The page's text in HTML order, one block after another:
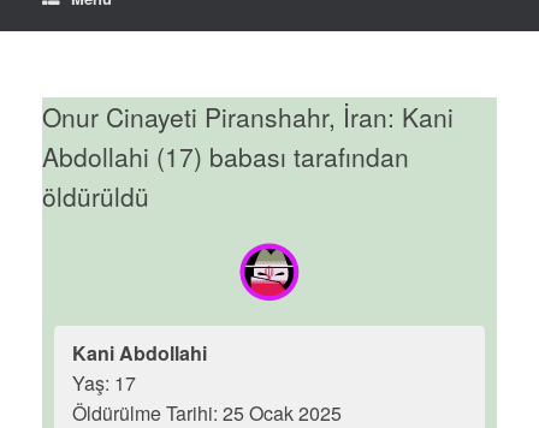
Onur Cinayeti Piranshahr, İran: Kani
Abdollahi (17) babası tarafından
öldürüldü
Kani Abdollahi
Yaş: 17
Öldürülme Tarihi: 25 Ocak 2025